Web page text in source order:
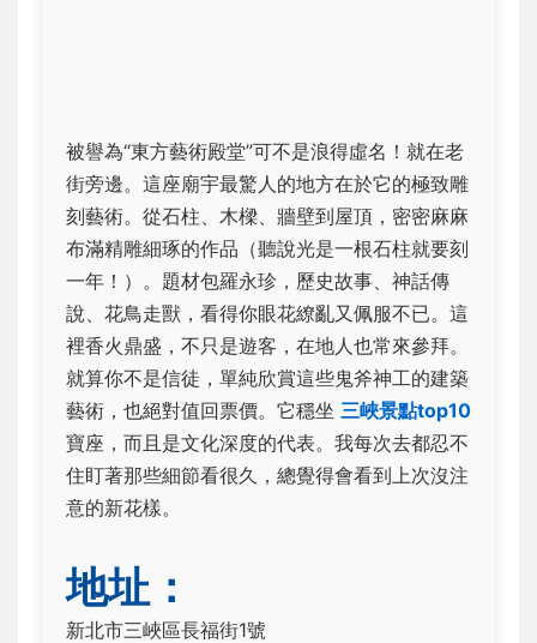
被譽為“東方藝術殿堂”可不是浪得虛名！就在老
街旁邊。這座廟宇最驚人的地方在於它的極致雕
刻藝術。從石柱、木樑、牆壁到屋頂，密密麻麻
布滿精雕細琢的作品（聽說光是一根石柱就要刻
一年！）。題材包羅永珍，歷史故事、神話傳
說、花鳥走獸，看得你眼花繚亂又佩服不已。這
裡香火鼎盛，不只是遊客，在地人也常來參拜。
就算你不是信徒，單純欣賞這些鬼斧神工的建築
藝術，也絕對值回票價。它穩坐 三峽景點top10
寶座，而且是文化深度的代表。我每次去都忍不
住盯著那些細節看很久，總覺得會看到上次沒注
意的新花樣。
地址：
新北市三峽區長福街1號